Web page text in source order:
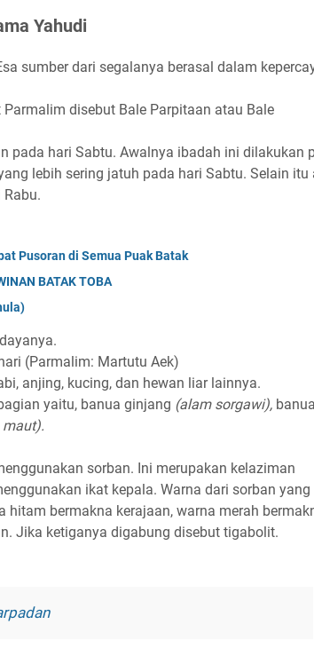
Yahudi
sumber dari segalanya berasal dalam
disebut Bale Parpitaan atau Bale
pada hari Sabtu. Awalnya ibadah ini dilakukan
lebih sering jatuh pada hari Sabtu. Selain itu
Pusoran di Semua Puak Batak
BATAK TOBA
(Parmalim: Martutu Aek)
anjing, kucing, dan hewan liar lainnya.
yaitu, banua ginjang (alam sorgawi), banua
sorban. Ini merupakan kelaziman
ikat kepala. Warna dari sorban yang
bermakna kerajaan, warna merah
Jika ketiganya digabung disebut tigabolit.